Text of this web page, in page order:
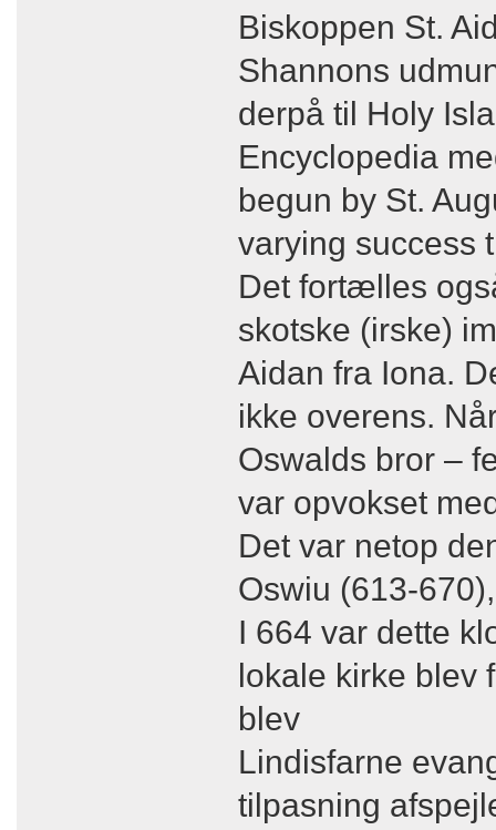
Biskoppen St.
Shannons
derpå til Holy
Encyclopedia
begun by St.
varying success
Det fortælles
skotske (irske)
Aidan fra Iona.
ikke overens.
Oswalds bror –
var opvokset
Det var netop
Oswiu (613-
I 664 var dette
lokale kirke blev
blev
Lindisfarne
tilpasning